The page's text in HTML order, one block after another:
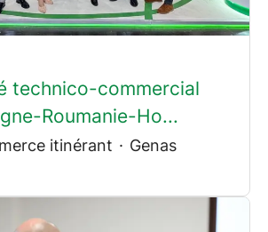
technico-commercial
Roumanie-Ho...
itinérant · Genas